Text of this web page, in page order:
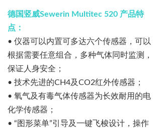
德国竖威Sewerin Multitec 520 产品特
点：
• 仪器可以内置可多达六个传感器，可以
根据需要任意组合，多种气体同时监测，
保证人身安全；
• 技术先进的CH4及CO2红外传感器；
• 氧气及有毒气体传感器为长效耐用的电
化学传感器；
• “ 图形菜单”引导及一键飞梭设计，操作